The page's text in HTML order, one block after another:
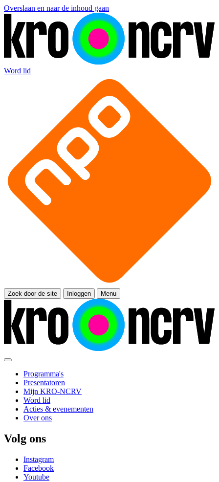
Overslaan en naar de inhoud gaan
Word lid
Zoek door de site Inloggen Menu
Programma's
Presentatoren
Mijn KRO-NCRV
Word lid
Acties & evenementen
Over ons
Volg ons
Instagram
Facebook
Youtube